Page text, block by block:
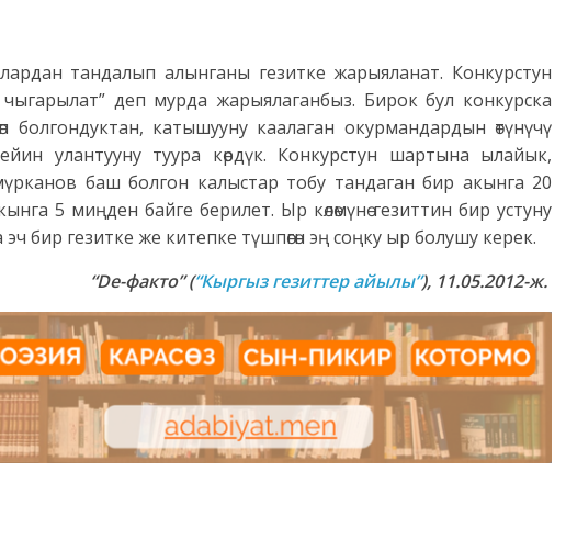
тандалып алынганы гезитке жарыяланат. Конкурстун
деп мурда жарыялаганбыз. Бирок бул конкурска
болгондуктан, катышууну каалаган окурмандардын өтүнүчү
улантууну туура көрдүк. Конкурстун шартына ылайык,
баш болгон калыстар тобу тандаган бир акынга 20
5 миңден байге берилет. Ыр көлөмүнө гезиттин бир устуну
бир гезитке же китепке түшпөгөн эң соңку ыр болушу керек.
“De-факто”(“Кыргыз гезиттер айылы”), 11.05.2012-ж.